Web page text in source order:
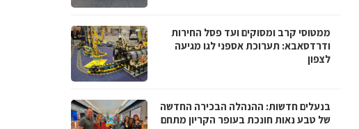
ממטוסי קרב ומסוקים ועד פסל החירות
ודרדסאבא: תערוכת אספני לגו מגיעה
לצפון
בנעלים חדשות: ההנהלה הבכירה החדשה
של טבע נאות חונכת בעופר הקריון מתחם